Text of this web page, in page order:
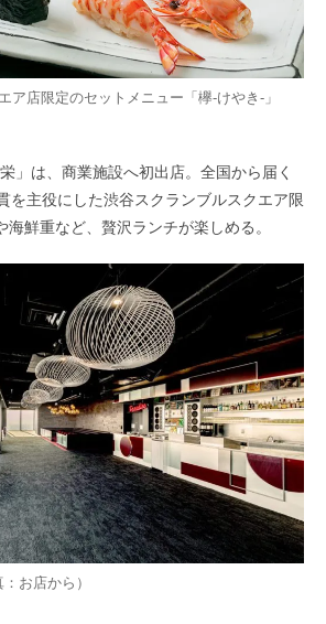
ア店限定のセットメニュー「欅-けやき-」
」は、商業施設へ初出店。全国から届く
を主役にした渋谷スクランブルスクエア限
海鮮重など、贅沢ランチが楽しめる。
お店から）